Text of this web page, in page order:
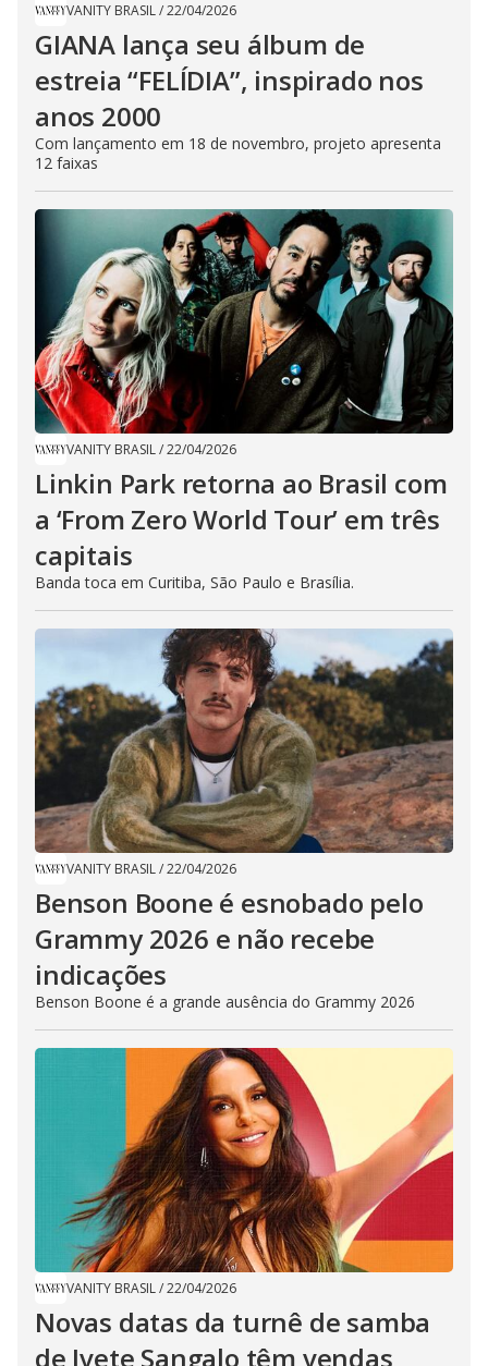
VANITY BRASIL/22/04/2026
GIANA lança seu álbum de
estreia “FELÍDIA”, inspirado nos
anos 2000
Com lançamento em 18 de novembro, projeto apresenta
12 faixas
VANITY BRASIL/22/04/2026
Linkin Park retorna ao Brasil com
a ‘From Zero World Tour’ em três
capitais
Banda toca em Curitiba, São Paulo e Brasília.
VANITY BRASIL/22/04/2026
Benson Boone é esnobado pelo
Grammy 2026 e não recebe
indicações
Benson Boone é a grande ausência do Grammy 2026
VANITY BRASIL/22/04/2026
Novas datas da turnê de samba
de Ivete Sangalo têm vendas